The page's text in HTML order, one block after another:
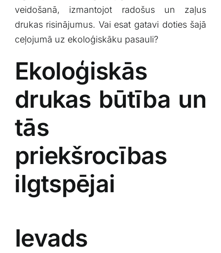
veidošanā, izmantojot radošus‌ un⁤ zaļus
drukas risinājumus. Vai esat gatavi⁣ doties šajā
ceļojumā ‌uz ekoloģiskāku pasauli?
Ekoloģiskās
drukas būtība un
tās
priekšrocības
⁣ilgtspējai
Ievads